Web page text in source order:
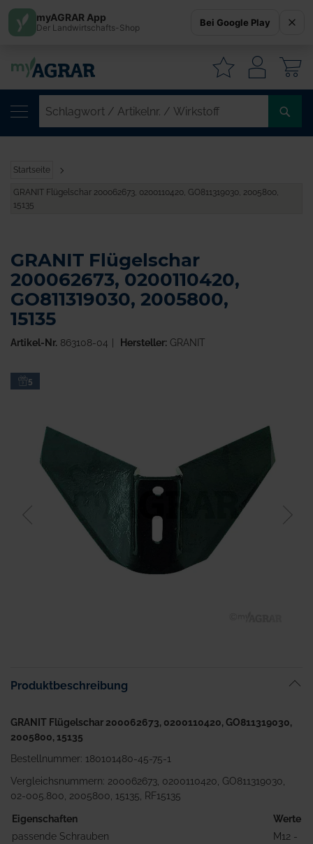
Startseite
GRANIT Flügelschar 200062673, 0200110420, GO811319030, 2005800,
15135
Zum
Ende
springen
5
springen
GRANIT Flügelschar
200062673, 0200110420,
GO811319030, 2005800,
15135
Artikel-Nr. 863108-04 Hersteller:GRANIT
Produktbeschreibung
GRANIT Flügelschar 200062673, 0200110420, GO811319030,
2005800, 15135
Bestellnummer: 180101480-45-75-1
Vergleichsnummern: 200062673, 0200110420, GO811319030,
02-005.800, 2005800, 15135, RF15135
Eigenschaften
Werte
passende Schrauben
M12 -
myAGRAR App
Der Landwirtschafts-Shop Bei Google Play